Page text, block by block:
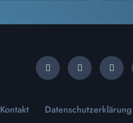
Kontakt Datenschutzerklärung